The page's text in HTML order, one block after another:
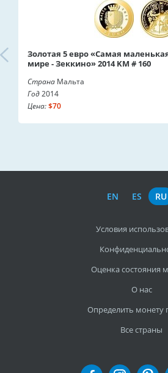
Золотая 5 евро «Самая
мире - Зеккино» 2014 KM # 160
Страна Мальта
Год2014
Цена:$70
EN ES RU
Условия
Оценка состояния
О нас
Определить монету
Все страны